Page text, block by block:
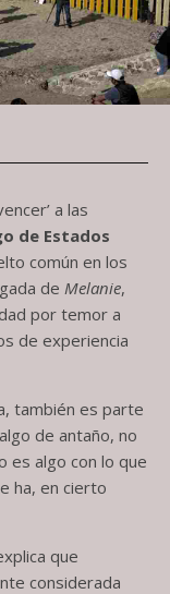
a las
de Estados
común en los
de Melanie,
por temor a
de experiencia
también es parte
de antaño, no
es algo con lo que
ha, en cierto
que
considerada